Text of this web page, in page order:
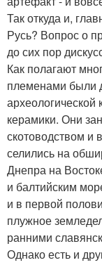
Так откуда и,
Русь? Вопрос о
до сих пор
Как полагают
племенами были
керамики. Они
скотоводством и
селились на
Днепра на
и балтийским
и в первой
плужное
ранними
Однако есть и